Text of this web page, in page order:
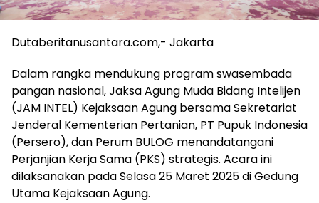
Dutaberitanusantara.com,- Jakarta
Dalam rangka mendukung program swasembada
pangan nasional, Jaksa Agung Muda Bidang Intelijen
(JAM INTEL) Kejaksaan Agung bersama Sekretariat
Jenderal Kementerian Pertanian, PT Pupuk Indonesia
(Persero), dan Perum BULOG menandatangani
Perjanjian Kerja Sama (PKS) strategis. Acara ini
dilaksanakan pada Selasa 25 Maret 2025 di Gedung
Utama Kejaksaan Agung.